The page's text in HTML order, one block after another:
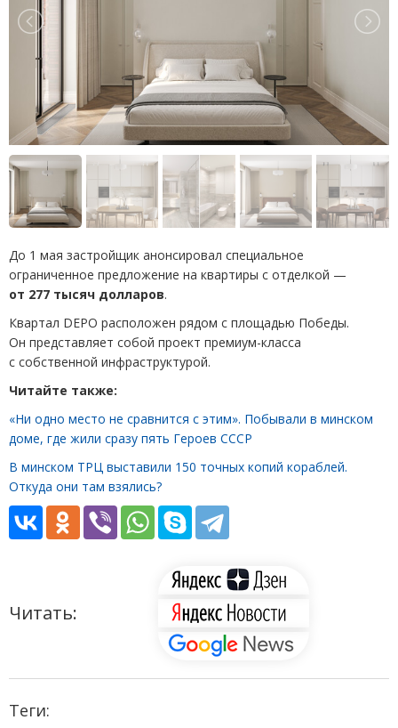
До 1 мая застройщик анонсировал специальное
ограниченное предложение на квартиры с отделкой —
от 277 тысяч долларов.
Квартал DEPO расположен рядом с площадью Победы.
Он представляет собой проект премиум-класса
с собственной инфраструктурой.
Читайте также:
«Ни одно место не сравнится с этим». Побывали в минском
доме, где жили сразу пять Героев СССР
В минском ТРЦ выставили 150 точных копий кораблей.
Откуда они там взялись?
Читать:
Теги: